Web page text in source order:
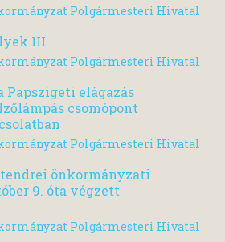
Polgármesteri Hivatal
III
Polgármesteri Hivatal
Papszigeti elágazás
csomópont
Polgármesteri Hivatal
önkormányzati
9. óta végzett
Polgármesteri Hivatal